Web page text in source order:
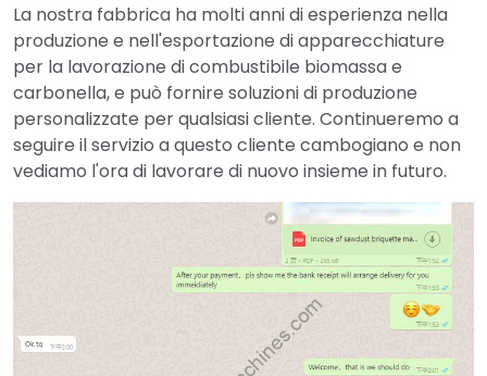
La nostra fabbrica ha molti anni di esperienza nella
produzione e nell'esportazione di apparecchiature
per la lavorazione di combustibile biomassa e
carbonella, e può fornire soluzioni di produzione
personalizzate per qualsiasi cliente. Continueremo a
seguire il servizio a questo cliente cambogiano e non
vediamo l'ora di lavorare di nuovo insieme in futuro.